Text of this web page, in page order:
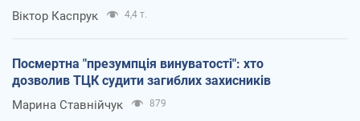
Віктор Каспрук 4,4 т.
Посмертна "презумпція винуватості": хто
дозволив ТЦК судити загиблих захисників
Марина Ставнійчук 879